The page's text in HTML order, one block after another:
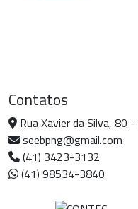
Contatos
Rua Xavier da Silva, 80
seebpng@gmail.com
(41) 3423-3132
(41) 98534-3840